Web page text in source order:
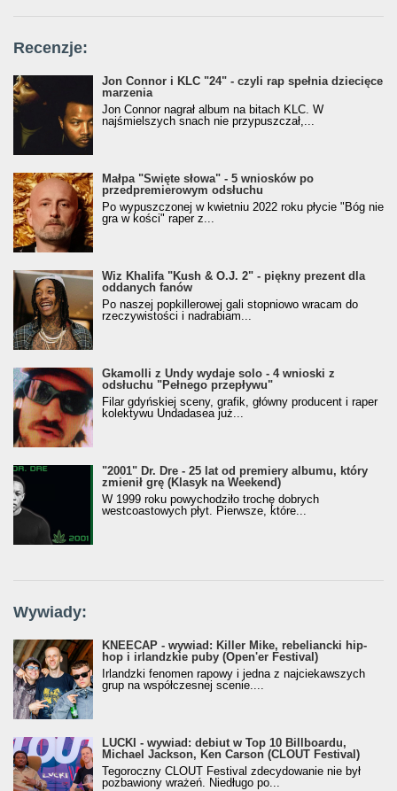
Recenzje:
Jon Connor i KLC "24" - czyli rap spełnia dziecięce
marzenia
Jon Connor nagrał album na bitach KLC. W
najśmielszych snach nie przypuszczał,...
Małpa "Święte słowa" - 5 wniosków po
przedpremierowym odsłuchu
Po wypuszczonej w kwietniu 2022 roku płycie "Bóg nie
gra w kości" raper z...
Wiz Khalifa "Kush & O.J. 2" - piękny prezent dla
oddanych fanów
Po naszej popkillerowej gali stopniowo wracam do
rzeczywistości i nadrabiam...
Gkamolli z Undy wydaje solo - 4 wnioski z
odsłuchu "Pełnego przepływu"
Filar gdyńskiej sceny, grafik, główny producent i raper
kolektywu Undadasea już...
"2001" Dr. Dre - 25 lat od premiery albumu, który
zmienił grę (Klasyk na Weekend)
W 1999 roku powychodziło trochę dobrych
westcoastowych płyt. Pierwsze, które...
Wywiady:
KNEECAP - wywiad: Killer Mike, rebeliancki hip-
hop i irlandzkie puby (Open'er Festival)
Irlandzki fenomen rapowy i jedna z najciekawszych
grup na współczesnej scenie....
LUCKI - wywiad: debiut w Top 10 Billboardu,
Michael Jackson, Ken Carson (CLOUT Festival)
Tegoroczny CLOUT Festival zdecydowanie nie był
pozbawiony wrażeń. Niedługo po...